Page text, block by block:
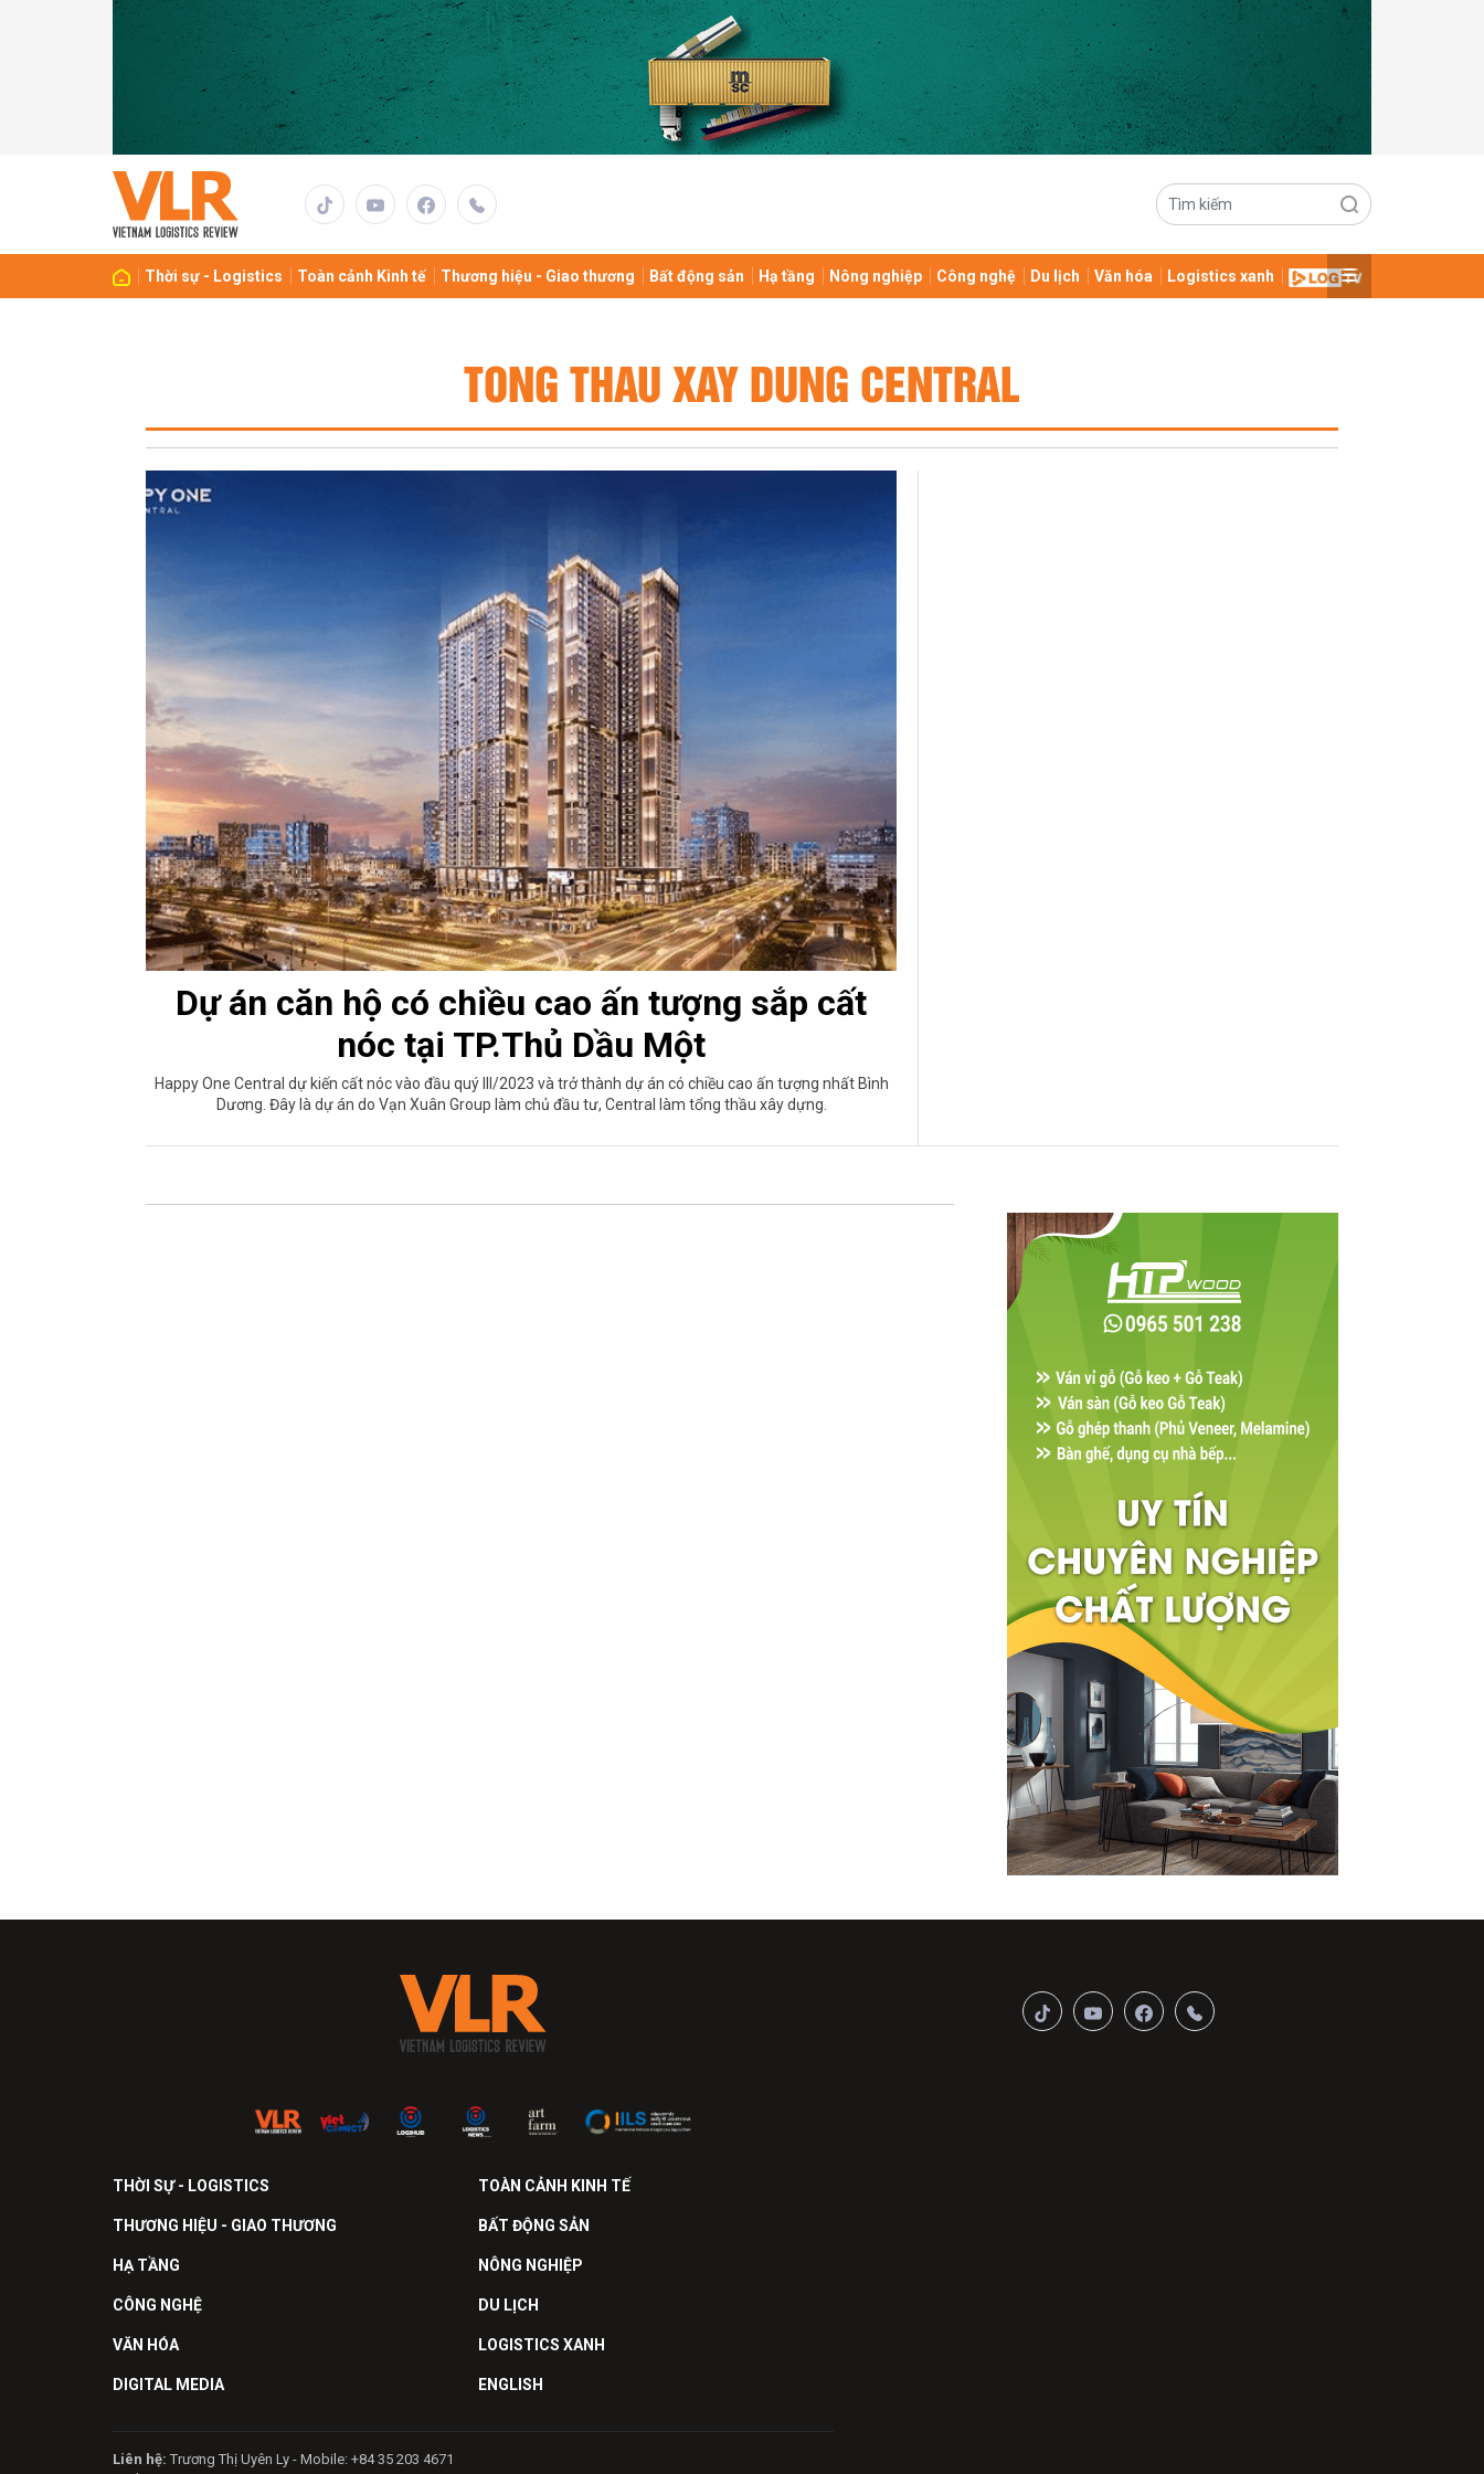
Thời sự - Logistics Toàn cảnh Kinh tế Thương hiệu - Giao thương Bất động sản Hạ tầng Nông nghiệp Công nghệ Du lịch Văn hóa Logistics xanh
TONG THAU XAY DUNG CENTRAL
Dự án căn hộ có chiều cao ấn tượng sắp cất
nóc tại TP.Thủ Dầu Một
Happy One Central dự kiến cất nóc vào đầu quý III/2023 và trở thành dự án có chiều cao ấn tượng nhất Bình
Dương. Đây là dự án do Vạn Xuân Group làm chủ đầu tư, Central làm tổng thầu xây dựng.
THỜI SỰ - LOGISTICS TOÀN CẢNH KINH TẾ
THƯƠNG HIỆU - GIAO THƯƠNG BẤT ĐỘNG SẢN
HẠ TẦNG NÔNG NGHIỆP
CÔNG NGHỆ DU LỊCH
VĂN HÓA LOGISTICS XANH
DIGITAL MEDIA ENGLISH
Liên hệ: Trương Thị Uyên Ly - Mobile: +84 35 203 4671